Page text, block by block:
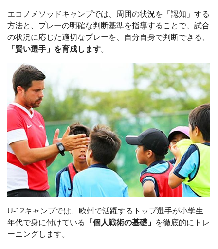
エコノメソッドキャンプでは、周囲の状況を「認知」する
方法と、プレーの明確な判断基準を指導することで、試合
の状況に応じた適切なプレーを、自分自身で判断できる、
「賢い選手」を育成します。
U-12キャンプでは、欧州で活躍するトップ選手が小学生
年代で身に付けている
「個人戦術の基礎」 を徹底的にトレ
ーニングします。